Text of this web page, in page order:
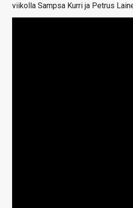
viikolla Sampsa Kurri ja Petrus